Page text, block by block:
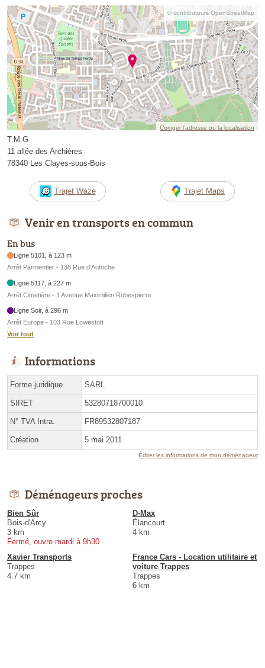
© contributeurs OpenStreetMap
Corriger l’adresse ou la localisation
T.M.G
11 allée des Archières
78340 Les Clayes-sous-Bois
Trajet Waze Trajet Maps
Venir en transports en commun
En bus
Ligne 5101, à 123 m
Arrêt Parmentier - 138 Rue d'Autriche
Ligne 5117, à 227 m
Arrêt Cimetière - 1 Avenue Maximilien Robespierre
Ligne Soir, à 296 m
Arrêt Europe - 103 Rue Lowestoft
Voir tout
Informations
Forme juridique SARL
SIRET 53280718700010
N° TVA Intra. FR89532807187
Création 5 mai 2011
Éditer les informations de mon déménageur
Déménageurs proches
Bien Sûr
Bois-d'Arcy
3 km
Fermé, ouvre mardi à 9h30
D-Max
Élancourt
4 km
Xavier Transports
Trappes
4.7 km
France Cars - Location utilitaire et
voiture Trappes
Trappes
6 km